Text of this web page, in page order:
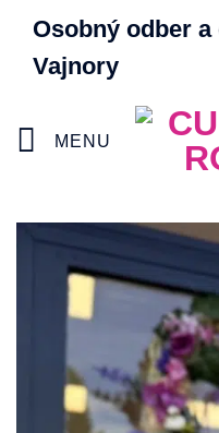
content
Osobný odber
Vajnory
MENU